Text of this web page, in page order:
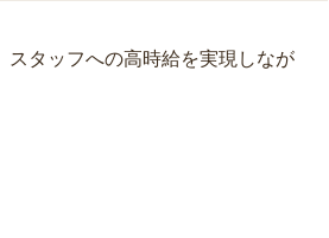
タッフへの高時給を実現しなが